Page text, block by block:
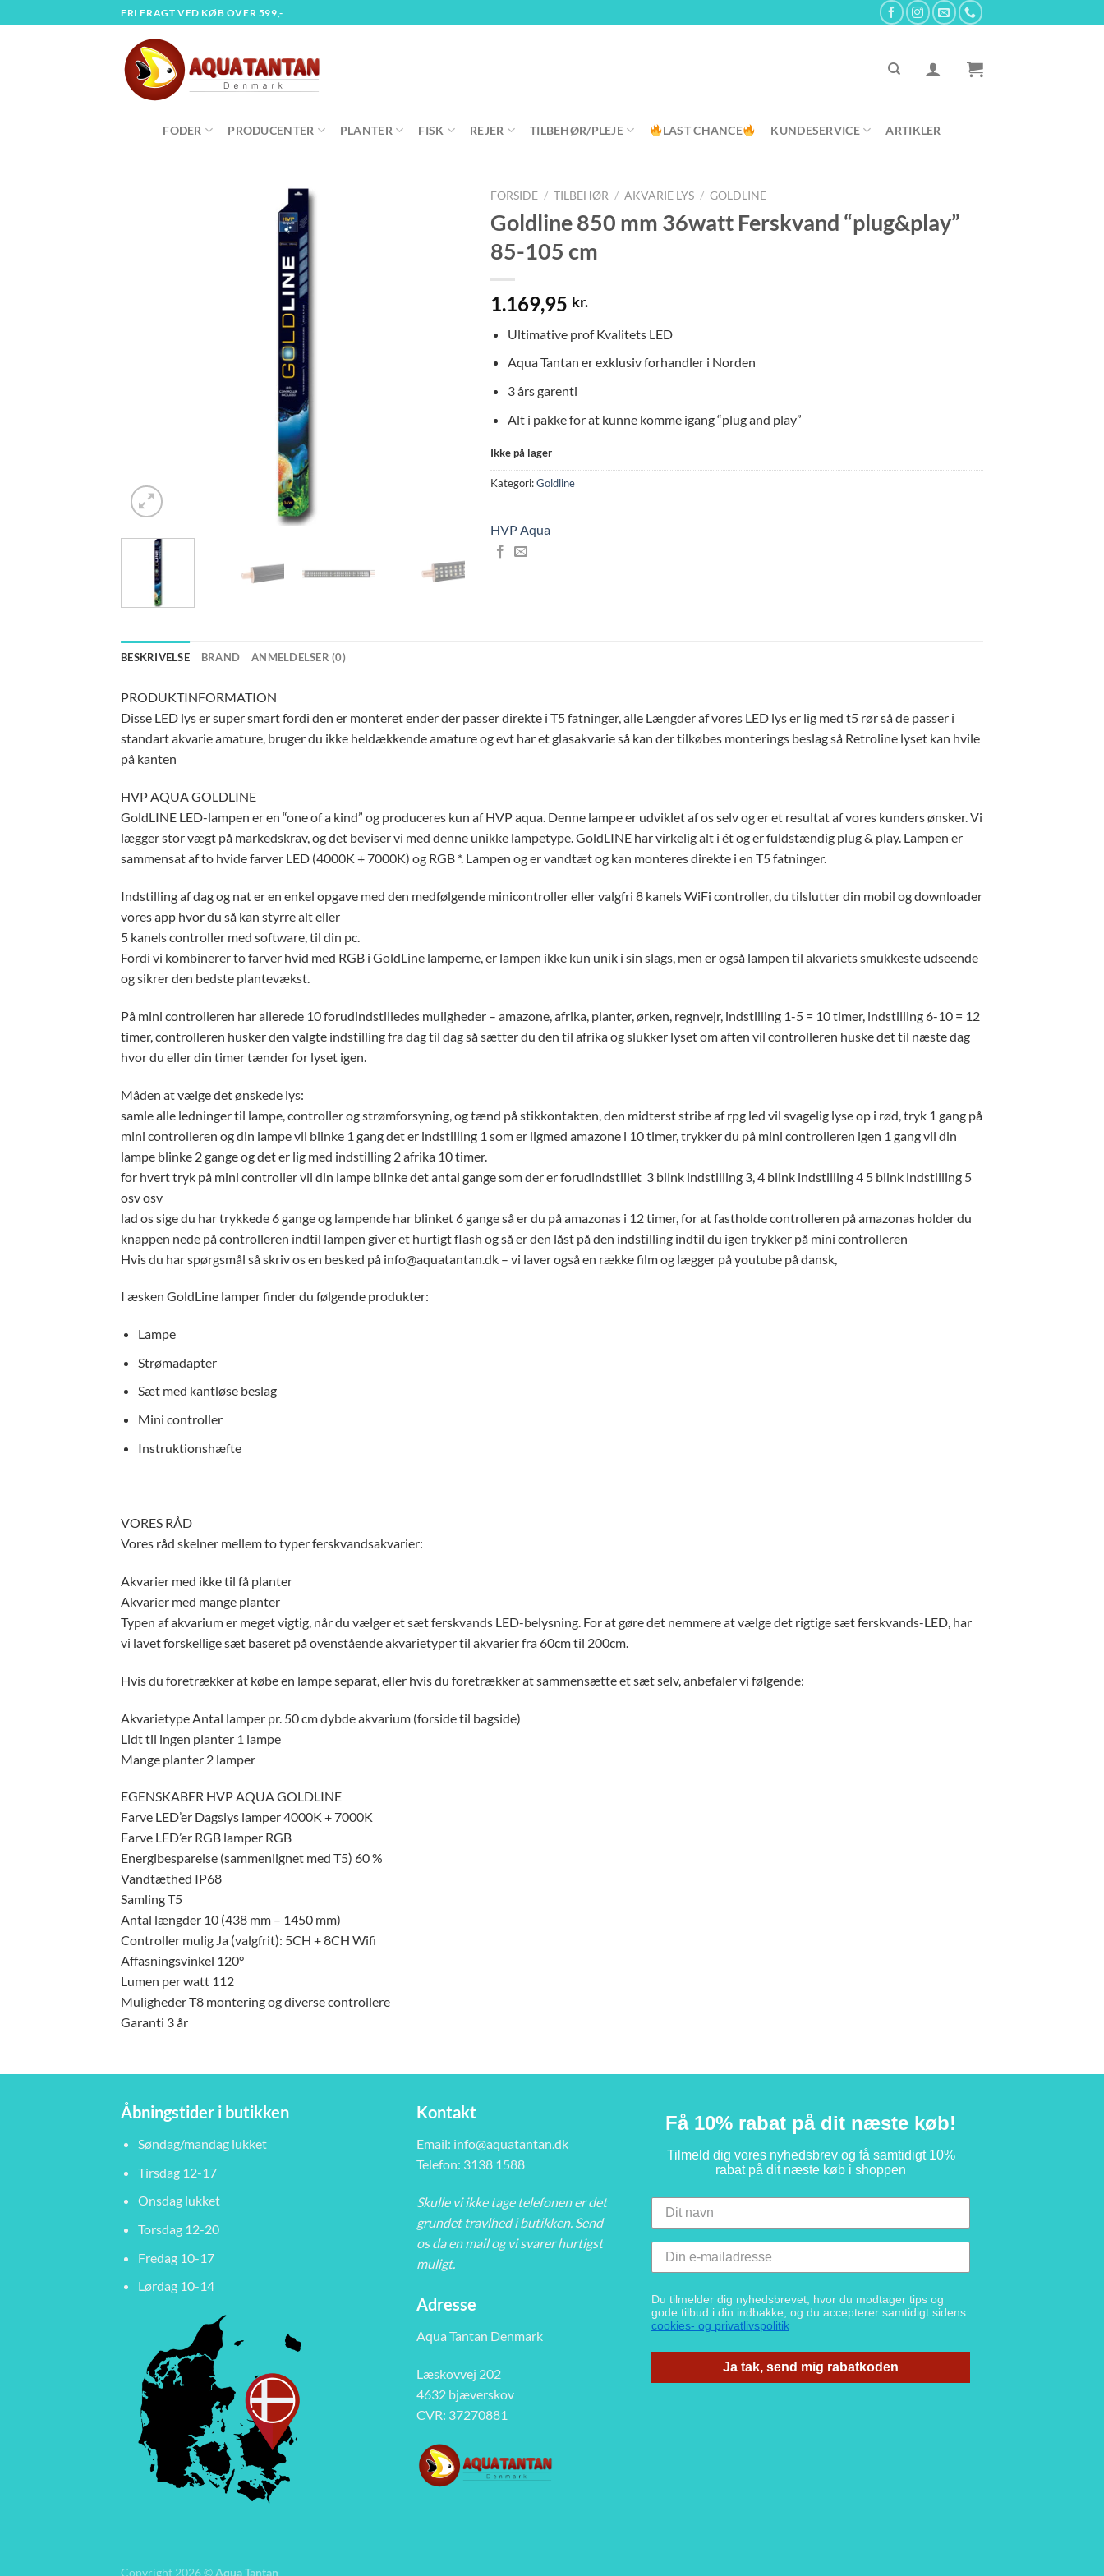
til
FRI FRAGT VED KØB OVER 599,-
FODER PRODUCENTER PLANTER FISK REJER TILBEHØR/PLEJE LAST CHANCE KUNDESERVICE ARTIKLER
FORSIDE / TILBEHØR / AKVARIE LYS / GOLDLINE
Goldline 850 mm 36watt Ferskvand “plug&play”
85-105 cm
1.169,95 kr.
Ultimative prof Kvalitets LED
Aqua Tantan er exklusiv forhandler i Norden
3 års garenti
Alt i pakke for at kunne komme igang “plug and play”
Ikke på lager
Kategori:Goldline
HVP Aqua
BESKRIVELSE BRAND ANMELDELSER (0)
PRODUKTINFORMATION
Disse LED lys er super smart fordi den er monteret ender der passer direkte i T5 fatninger, alle Længder af vores LED lys er lig med t5 rør så de passer i
standart akvarie amature, bruger du ikke heldækkende amature og evt har et glasakvarie så kan der tilkøbes monterings beslag så Retroline lyset kan hvile
på kanten
HVP AQUA GOLDLINE
GoldLINE LED-lampen er en “one of a kind” og produceres kun af HVP aqua. Denne lampe er udviklet af os selv og er et resultat af vores kunders ønsker. Vi
lægger stor vægt på markedskrav, og det beviser vi med denne unikke lampetype. GoldLINE har virkelig alt i ét og er fuldstændig plug & play. Lampen er
sammensat af to hvide farver LED (4000K + 7000K) og RGB *. Lampen og er vandtæt og kan monteres direkte i en T5 fatninger.
Indstilling af dag og nat er en enkel opgave med den medfølgende minicontroller eller valgfri 8 kanels WiFi controller, du tilslutter din mobil og downloader
vores app hvor du så kan styrre alt eller
5 kanels controller med software, til din pc.
Fordi vi kombinerer to farver hvid med RGB i GoldLine lamperne, er lampen ikke kun unik i sin slags, men er også lampen til akvariets smukkeste udseende
og sikrer den bedste plantevækst.
På mini controlleren har allerede 10 forudindstilledes muligheder – amazone, afrika, planter, ørken, regnvejr, indstilling 1-5 = 10 timer, indstilling 6-10 = 12
timer, controlleren husker den valgte indstilling fra dag til dag så sætter du den til afrika og slukker lyset om aften vil controlleren huske det til næste dag
hvor du eller din timer tænder for lyset igen.
Måden at vælge det ønskede lys:
samle alle ledninger til lampe, controller og strømforsyning, og tænd på stikkontakten, den midterst stribe af rpg led vil svagelig lyse op i rød, tryk 1 gang på
mini controlleren og din lampe vil blinke 1 gang det er indstilling 1 som er ligmed amazone i 10 timer, trykker du på mini controlleren igen 1 gang vil din
lampe blinke 2 gange og det er lig med indstilling 2 afrika 10 timer.
for hvert tryk på mini controller vil din lampe blinke det antal gange som der er forudindstillet 3 blink indstilling 3, 4 blink indstilling 4 5 blink indstilling 5
osv osv
lad os sige du har trykkede 6 gange og lampende har blinket 6 gange så er du på amazonas i 12 timer, for at fastholde controlleren på amazonas holder du
knappen nede på controlleren indtil lampen giver et hurtigt flash og så er den låst på den indstilling indtil du igen trykker på mini controlleren
Hvis du har spørgsmål så skriv os en besked på info@aquatantan.dk – vi laver også en række film og lægger på youtube på dansk,
I æsken GoldLine lamper finder du følgende produkter:
Lampe
Strømadapter
Sæt med kantløse beslag
Mini controller
Instruktionshæfte
VORES RÅD
Vores råd skelner mellem to typer ferskvandsakvarier:
Akvarier med ikke til få planter
Akvarier med mange planter
Typen af ​​akvarium er meget vigtig, når du vælger et sæt ferskvands LED-belysning. For at gøre det nemmere at vælge det rigtige sæt ferskvands-LED, har
vi lavet forskellige sæt baseret på ovenstående akvarietyper til akvarier fra 60cm til 200cm.
Hvis du foretrækker at købe en lampe separat, eller hvis du foretrækker at sammensætte et sæt selv, anbefaler vi følgende:
Akvarietype Antal lamper pr. 50 cm dybde akvarium (forside til bagside)
Lidt til ingen planter 1 lampe
Mange planter 2 lamper
EGENSKABER HVP AQUA GOLDLINE
Farve LED’er Dagslys lamper 4000K + 7000K
Farve LED’er RGB lamper RGB
Energibesparelse (sammenlignet med T5) 60 %
Vandtæthed IP68
Samling T5
Antal længder 10 (438 mm – 1450 mm)
Controller mulig Ja (valgfrit): 5CH + 8CH Wifi
Affasningsvinkel 120°
Lumen per watt 112
Muligheder T8 montering og diverse controllere
Garanti 3 år
Åbningstider i butikken
Søndag/mandag lukket
Tirsdag 12-17
Onsdag lukket
Torsdag 12-20
Fredag 10-17
Lørdag 10-14
Kontakt
Email: info@aquatantan.dk
Telefon: 3138 1588
Skulle vi ikke tage telefonen er det
grundet travlhed i butikken. Send
os da en mail og vi svarer hurtigst
muligt.
Adresse
Aqua Tantan Denmark
Læskovvej 202
4632 bjæverskov
CVR: 37270881
Få 10% rabat på dit næste køb!
Tilmeld dig vores nyhedsbrev og få samtidigt 10%
rabat på dit næste køb i shoppen
Du tilmelder dig nyhedsbrevet, hvor du modtager tips og
gode tilbud i din indbakke, og du accepterer samtidigt sidens
cookies- og privatlivspolitik
Ja tak, send mig rabatkoden
Copyright 2026 ©Aqua Tantan